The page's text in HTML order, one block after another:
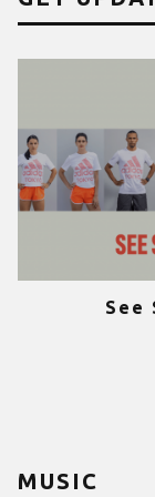
See
MUSIC